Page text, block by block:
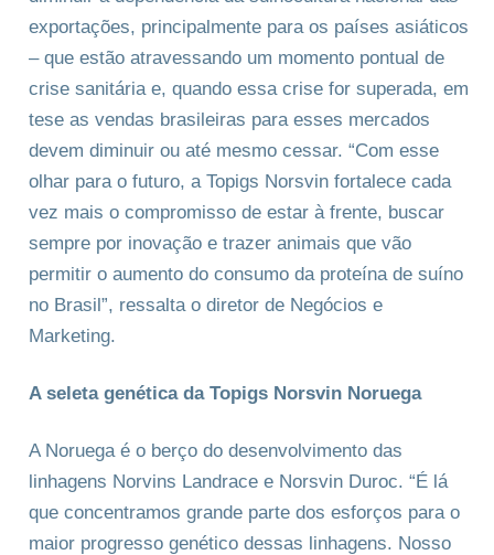
exportações, principalmente para os países asiáticos
– que estão atravessando um momento pontual de
crise sanitária e, quando essa crise for superada, em
tese as vendas brasileiras para esses mercados
devem diminuir ou até mesmo cessar. “Com esse
olhar para o futuro, a Topigs Norsvin fortalece cada
vez mais o compromisso de estar à frente, buscar
sempre por inovação e trazer animais que vão
permitir o aumento do consumo da proteína de suíno
no Brasil”, ressalta o diretor de Negócios e
Marketing.
A seleta genética da Topigs Norsvin Noruega
A Noruega é o berço do desenvolvimento das
linhagens Norvins Landrace e Norsvin Duroc. “É lá
que concentramos grande parte dos esforços para o
maior progresso genético dessas linhagens. Nosso